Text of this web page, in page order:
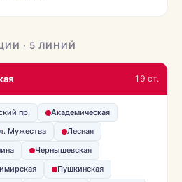
· 5 ЛИНИЙ
19 ст.
пр.
Академическая
Мужества
Лесная
Чернышевская
Пушкинская